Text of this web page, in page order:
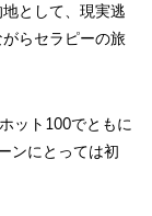
として、現実逃
らセラピーの旅
ット100でともに
ンにとっては初